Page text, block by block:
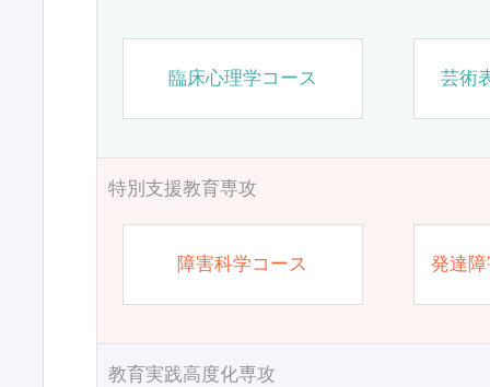
臨床心理学コース 芸術
特別支援教育専攻
障害科学コース 発達
教育実践高度化専攻